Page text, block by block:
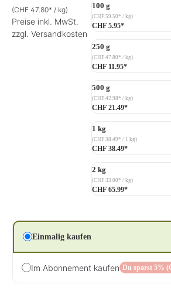
(CHF 47.80* / kg)
Preise inkl. MwSt.
zzgl. Versandkosten
100 g
(CHF 59.50* / kg)
CHF 5.95*
250 g
(CHF 47.80* / kg)
CHF 11.95*
500 g
(CHF 42.98* / kg)
CHF 21.49*
1 kg
(CHF 38.49* / 1 kg)
CHF 38.49*
2 kg
(CHF 33.00* / kg)
CHF 65.99*
Einmalig kaufen
Im Abonnement kaufen Du sparst 5%